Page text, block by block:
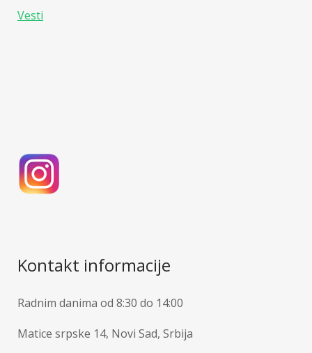
Vesti
Kontakt informacije
Radnim danima od 8:30 do 14:00
Matice srpske 14, Novi Sad, Srbija